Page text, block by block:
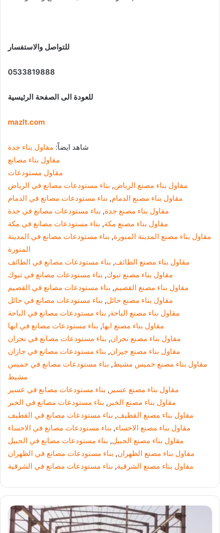
للتواصل والاستفسار
0533819888
للعودة الى الصفحة الرئيسية
mazlt.com
شاهد ايضاً: مقاول بناء جدة
مقاول بناء مصانع
مقاول مستودعات
مقاول بناء مصنع الرياض, بناء مستودعات مصانع في الرياض
مقاول بناء مصنع الدمام, بناء مستودعات مصانع في الدمام
مقاول بناء مصنع جدة, بناء مستودعات مصانع في جدة
مقاول بناء مصنع مكة, بناء مستودعات مصانع في مكة
مقاول بناء مصنع المدينة المنورة, بناء مستودعات مصانع في المدينة
المنورة
مقاول بناء مصنع الطائف, بناء مستودعات مصانع في الطائف
مقاول بناء مصنع تبوك, بناء مستودعات مصانع في تبوك
مقاول بناء مصنع القصيم, بناء مستودعات مصانع في القصيم
مقاول بناء مصنع حائل, بناء مستودعات مصانع في حائل
مقاول بناء مصنع الباحة, بناء مستودعات مصانع في الباحة
مقاول بناء مصنع ابها, بناء مستودعات مصانع في ابها
مقاول بناء مصنع نجران, بناء مستودعات مصانع في نجران
مقاول بناء مصنع جيزان, بناء مستودعات مصانع في جازان
مقاول بناء مصنع خميس مشيط, بناء مستودعات مصانع في خميس
مشيط
مقاول بناء مصنع عسير , بناء مستودعات مصانع في عسير
مقاول بناء مصنع الخبر , بناء مستودعات مصانع في الخبر
مقاول بناء مصنع القطيف, بناء مستودعات مصانع في القطيف
مقاول بناء مصنع الاحساء, بناء مستودعات مصانع في الاحساء
مقاول بناء مصنع الجبيل, بناء مستودعات مصانع في الجبيل
مقاول بناء مصنع الظهران, بناء مستودعات مصانع في الظهران
مقاول بناء مصنع الشرقية, بناء مستودعات مصانع في الشرقية